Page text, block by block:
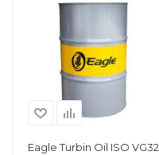
Eagle Turbin Oil ISO VG32,